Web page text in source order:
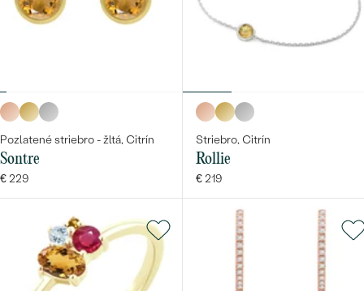
Pozlatené striebro - žltá, Citrín
Sontre
€ 229
Striebro, Citrín
Rollie
€ 219